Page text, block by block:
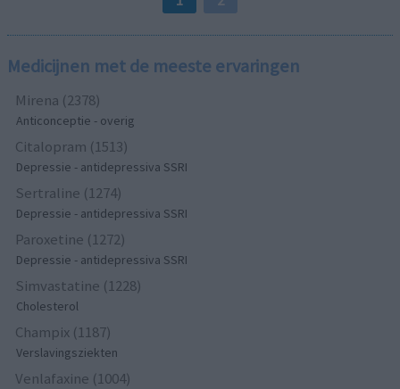
Medicijnen met de meeste ervaringen
Mirena (2378)
Anticonceptie - overig
Citalopram (1513)
Depressie - antidepressiva SSRI
Sertraline (1274)
Depressie - antidepressiva SSRI
Paroxetine (1272)
Depressie - antidepressiva SSRI
Simvastatine (1228)
Cholesterol
Champix (1187)
Verslavingsziekten
Venlafaxine (1004)